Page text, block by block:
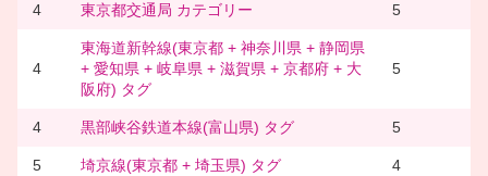
4 東京都交通局 カテゴリー 5
4
東海道新幹線(東京都 + 神奈川県 + 静岡県
+ 愛知県 + 岐阜県 + 滋賀県 + 京都府 + 大
阪府) タグ
5
4 黒部峡谷鉄道本線(富山県) タグ 5
5 埼京線(東京都 + 埼玉県) タグ 4